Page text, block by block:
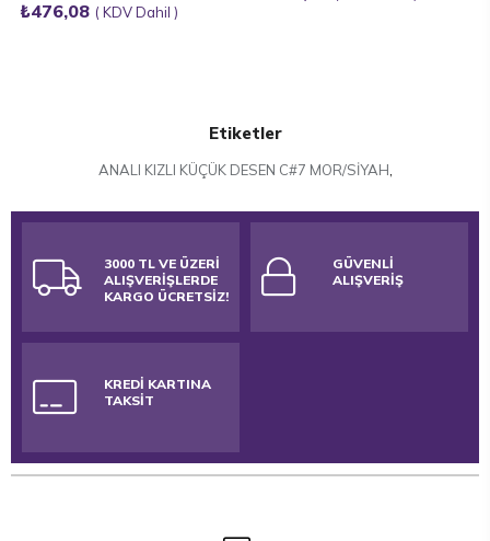
₺476,08 KDV Dahil
Etiketler
ANALI KIZLI KÜÇÜK DESEN C#7 MOR/SİYAH
3000 TL VE ÜZERİ
ALIŞVERİŞLERDE
KARGO ÜCRETSİZ!
GÜVENLİ
ALIŞVERİŞ
KREDİ KARTINA
TAKSİT